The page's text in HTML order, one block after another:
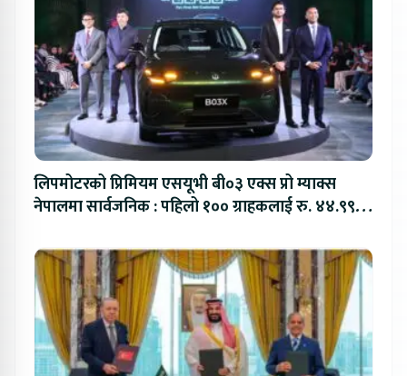
लिपमोटरको प्रिमियम एसयूभी बी०३ एक्स प्रो म्याक्स
नेपालमा सार्वजनिक : पहिलो १०० ग्राहकलाई रु. ४४.९९